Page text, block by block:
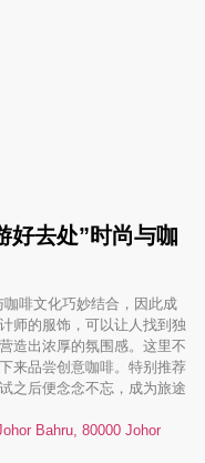
好去处”时尚与咖
啡文化巧妙结合，因此成
师的服饰，可以让人找到独
造出浓厚的氛围感。这里不
来品尝创意咖啡。特别推荐
之后便念念不忘，成为旅途
Bahru, 80000 Johor